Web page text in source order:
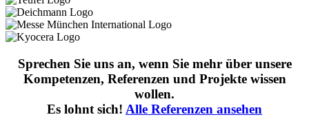
Sprechen Sie uns an, wenn Sie mehr über unsere
Kompetenzen, Referenzen und Projekte wissen
wollen.
Es lohnt sich! Alle Referenzen ansehen